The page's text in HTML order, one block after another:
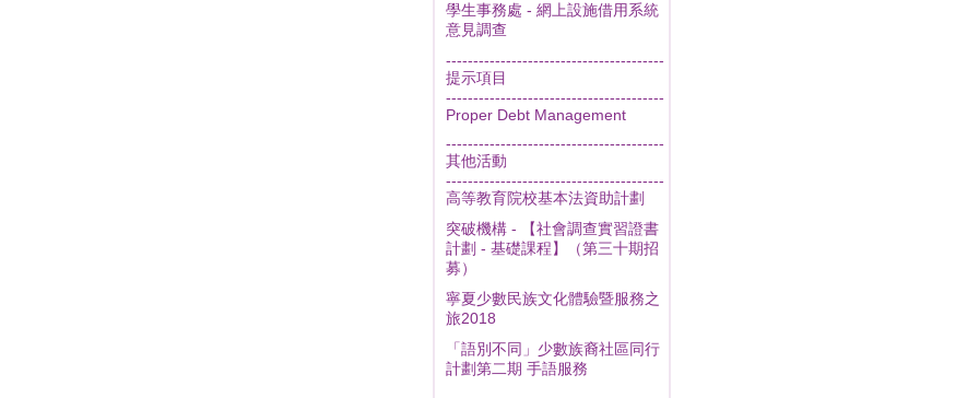
學生事務處 - 網上設施借用系統
意見調查
----------------------------------------
提示項目
----------------------------------------
Proper Debt Management
----------------------------------------
其他活動
----------------------------------------
高等教育院校基本法資助計劃
突破機構 - 【社會調查實習證書
計劃 - 基礎課程】（第三十期招
募）
寧夏少數民族文化體驗暨服務之
旅2018
「語別不同」少數族裔社區同行
計劃第二期 手語服務